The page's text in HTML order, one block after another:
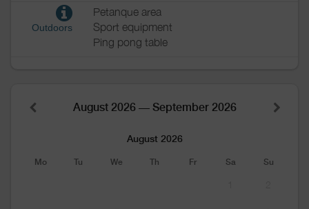
Outdoors
Petanque area
Sport equipment
Ping pong table
August 2026 — September 2026
August 2026
Mo Tu We Th Fr Sa Su